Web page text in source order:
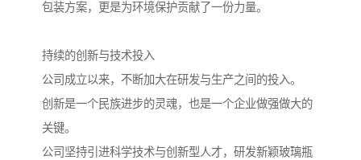
包装方案，更是为环境保护贡献了一份力量。
持续的创新与技术投入
公司成立以来，不断加大在研发与生产之间的投入。
创新是一个民族进步的灵魂，也是一个企业做强做大的
关键。
公司坚持引进科学技术与创新型人才，研发新颖玻璃瓶